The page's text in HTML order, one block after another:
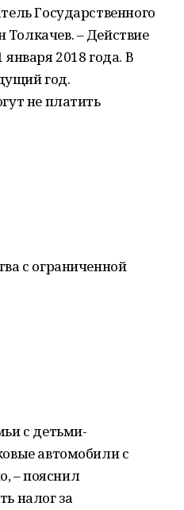
Государственного
– Действие
2018 года. В
год.
не платить
с ограниченной
с детьми-
автомобили с
– пояснил
налог за